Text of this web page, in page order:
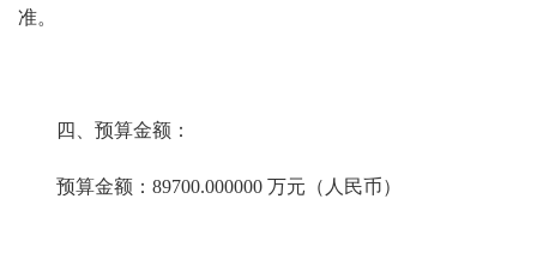
准。
四、预算金额：
预算金额：89700.000000 万元（人民币）